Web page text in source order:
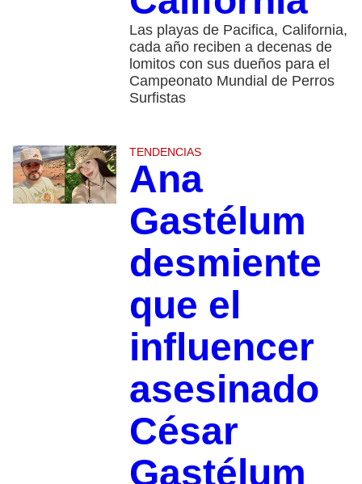
Las playas de Pacifica, California,
cada año reciben a decenas de
lomitos con sus dueños para el
Campeonato Mundial de Perros
Surfistas
TENDENCIAS
Ana
Gastélum
desmiente
que el
influencer
asesinado
César
Gastélum